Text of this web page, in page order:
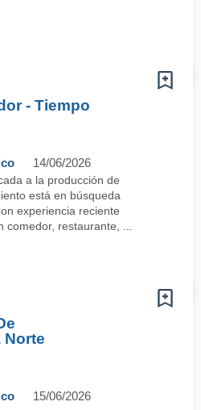
- Tiempo
14/06/2026
a la producción de
está en búsqueda
experiencia reciente
comedor, restaurante, ...
Norte
15/06/2026